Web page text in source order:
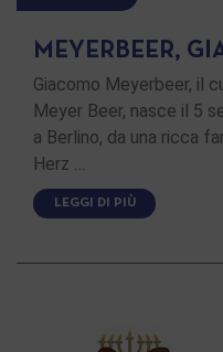
MEYERBEER,
Giacomo Meyerbeer, il
Meyer Beer, nasce il 5
a Berlino, da una ricca
Herz …
LEGGI DI PIÙ